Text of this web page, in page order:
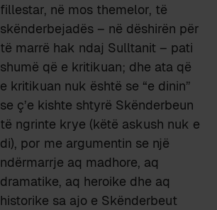
fillestar, në mos themelor, të
skënderbejadës – në dëshirën për
të marrë hak ndaj Sulltanit – pati
shumë që e kritikuan; dhe ata që
e kritikuan nuk është se “e dinin”
se ç’e kishte shtyrë Skënderbeun
të ngrinte krye (këtë askush nuk e
di), por me argumentin se një
ndërmarrje aq madhore, aq
dramatike, aq heroike dhe aq
historike sa ajo e Skënderbeut